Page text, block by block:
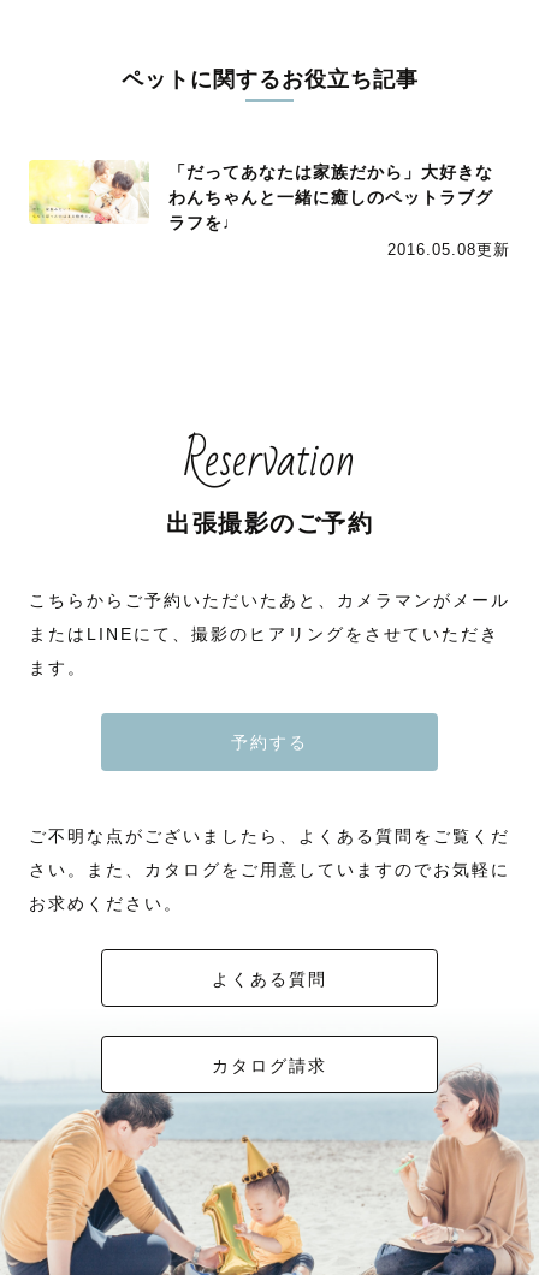
ペットに関するお役立ち記事
「だってあなたは家族だから」大好きな
わんちゃんと一緒に癒しのペットラブグ
ラフを♩
2016.05.08更新
Reservation
出張撮影のご予約
こちらからご予約いただいたあと、カメラマンがメール
またはLINEにて、撮影のヒアリングをさせていただき
ます。
予約する
ご不明な点がございましたら、よくある質問をご覧くだ
さい。また、カタログをご用意していますのでお気軽に
お求めください。
よくある質問
カタログ請求